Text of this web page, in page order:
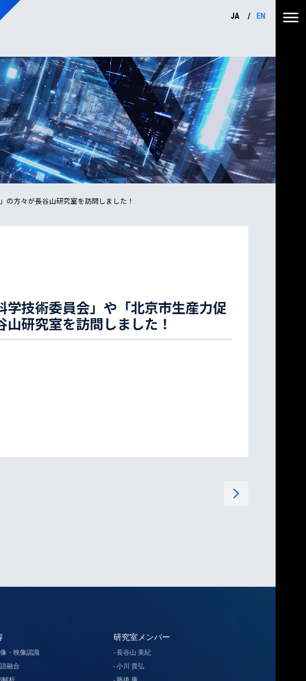
JA EN
の方々が長谷山研究室を訪問しました！
学技術委員会」や「北京市生産力促
研究室を訪問しました！
arrow_forward_ios
・映像認識
融合
研究室メンバー
長谷山 美紀
小川 貴弘